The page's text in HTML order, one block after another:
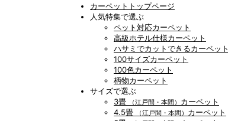
カーペットトップページ
人気特集で選ぶ
ペット対応カーペット
高級ホテル仕様カーペット
ハサミでカットできるカーペット
100サイズカーペット
100色カーペット
柄物カーペット
サイズで選ぶ
3畳
（江戸間・本間） カーペット
4.5畳
（江戸間・本間） カーペット